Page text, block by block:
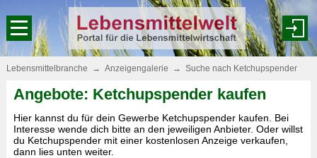
Lebensmittelbranche → Anzeigengalerie → Suche nach Ketchupspender
Angebote: Ketchupspender kaufen
Hier kannst du für dein Gewerbe Ketchupspender kaufen. Bei
Interesse wende dich bitte an den jeweiligen Anbieter. Oder willst
du Ketchupspender mit einer kostenlosen Anzeige verkaufen,
dann lies unten weiter.